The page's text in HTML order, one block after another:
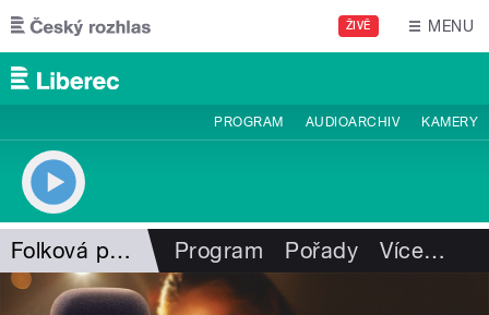
Přejít k hlavnímu obsahu
ŽIVĚ MENU
PROGRAM AUDIOARCHIV KAMERY
Folková pohlazení Program Pořady Více…